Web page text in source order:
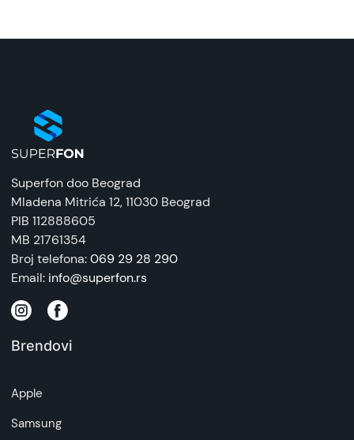
Superfon doo Beograd
Mladena Mitrića 12, 11030 Beograd
PIB 112888605
MB 21761354
Broj telefona:069 29 28 290
Email: info@superfon.rs
Brendovi
Apple
Samsung